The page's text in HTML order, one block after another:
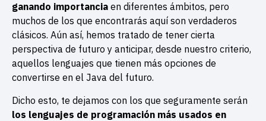
ganando importancia en diferentes ámbitos, pero
muchos de los que encontrarás aquí son verdaderos
clásicos. Aún así, hemos tratado de tener cierta
perspectiva de futuro y anticipar, desde nuestro criterio,
aquellos lenguajes que tienen más opciones de
convertirse en el Java del futuro.
Dicho esto, te dejamos con los que seguramente serán
los lenguajes de programación más usados en